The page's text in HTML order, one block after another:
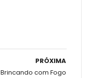
PRÓXIMA
Brincando com Fogo